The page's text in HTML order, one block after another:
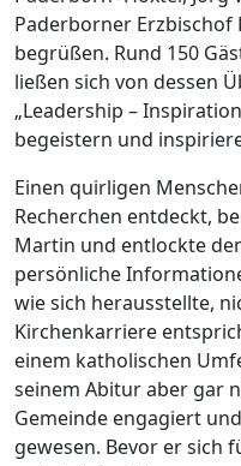
Paderborner Erzbischof
begrüßen. Rund 150
ließen sich von dessen
„Leadership –
begeistern und
Einen quirligen
Recherchen entdeckt,
Martin und entlockte
persönliche
wie sich herausstellte,
Kirchenkarriere
einem katholischen
seinem Abitur aber gar
Gemeinde engagiert
gewesen. Bevor er sich